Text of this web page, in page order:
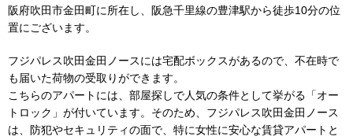
阪府吹田市金田町に所在し、阪急千里線の豊津駅から徒歩10分の位
置にございます。
フジパレス吹田金田ノースには宅配ボックスがあるので、不在時で
も届いた荷物の受取りができます。
こちらのアパートには、部屋探しで人気の条件として挙がる「オー
トロック」が付いています。そのため、フジパレス吹田金田ノース
は、防犯やセキュリティの面で、特に女性に安心な賃貸アパートと